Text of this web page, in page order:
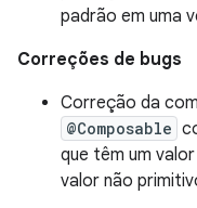
padrão em uma
Correções de bugs
Correção da
@Composable
que têm um
valor não